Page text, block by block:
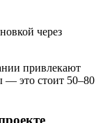
через
привлекают
— это стоит 50–80